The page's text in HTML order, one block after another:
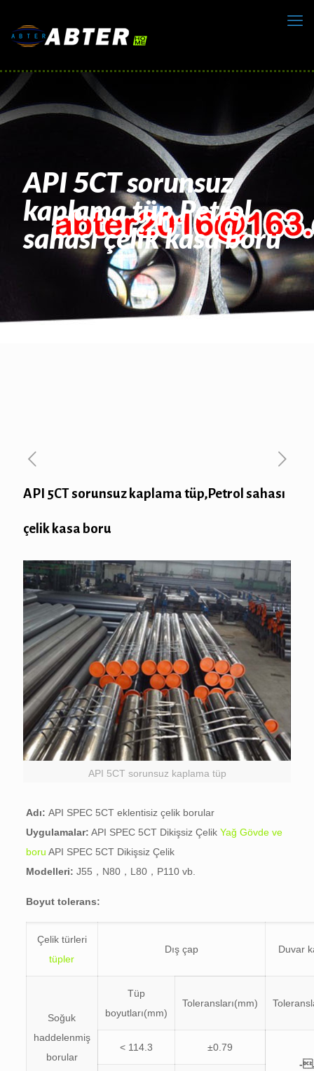
API 5CT sorunsuz
kaplama tüp,Petrol
sahası çelik kasa boru
API 5CT sorunsuz kaplama tüp,Petrol sahası
çelik kasa boru
API 5CT sorunsuz kaplama tüp
Adı: API SPEC 5CT eklentisiz çelik borular
Uygulamalar: API SPEC 5CT Dikişsiz Çelik Yağ Gövde ve
boru API SPEC 5CT Dikişsiz Çelik
Modelleri: J55，N80，L80，P110 vb.
Boyut tolerans:
Çelik türleri
tüpler
Dış çap Duvar
Soğuk
haddelenmiş
borular
Tüp
boyutları(mm)
Toleransları(mm)
< 114.3
±0.79
-